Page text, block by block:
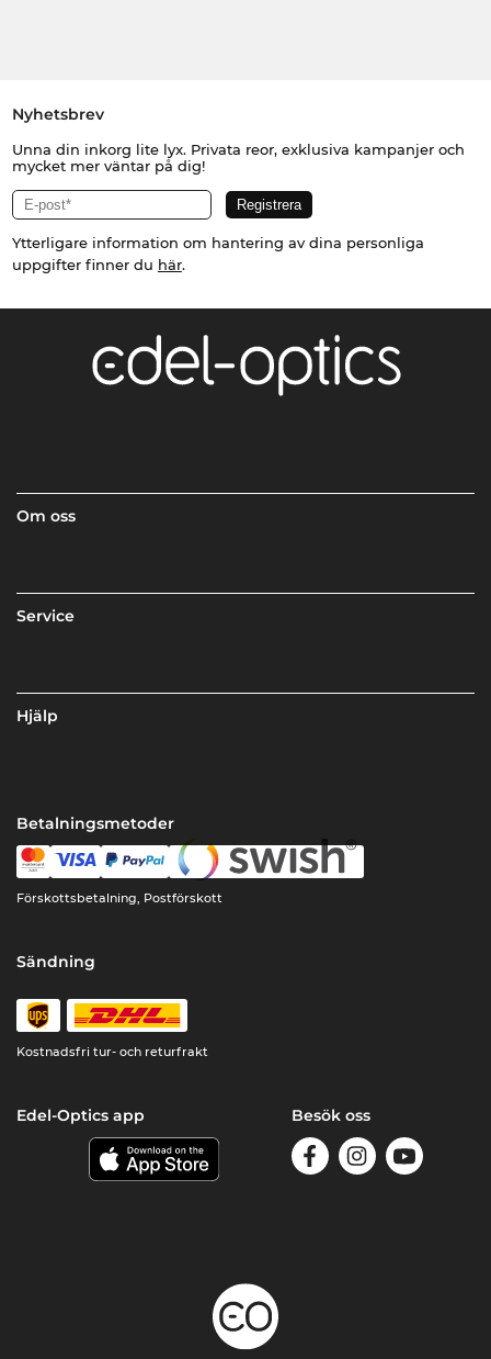
Nyhetsbrev
Unna din inkorg lite lyx. Privata reor, exklusiva kampanjer och
mycket mer väntar på dig!
Ytterligare information om hantering av dina personliga
uppgifter finner du här.
Om oss
Service
Hjälp
Betalningsmetoder
Förskottsbetalning, Postförskott
Sändning
Kostnadsfri tur- och returfrakt
Edel-Optics app Besök oss